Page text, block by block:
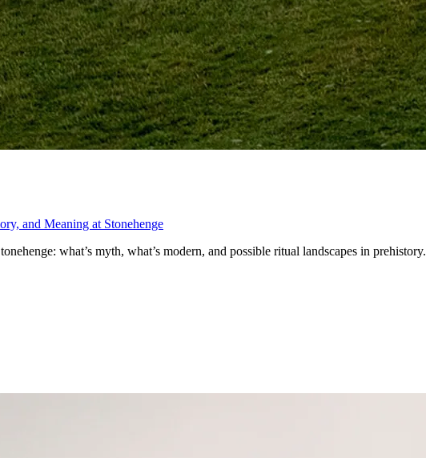
and Meaning at Stonehenge
what’s myth, what’s modern, and possible ritual landscapes in prehistory.